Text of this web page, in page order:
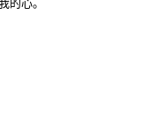
的心。